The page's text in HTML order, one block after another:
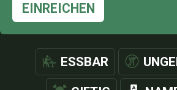
EINREICHEN
ESSBAR